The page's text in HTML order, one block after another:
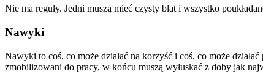
Nie ma reguły. Jedni muszą mieć czysty blat i wszystko
Nawyki
Nawyki to coś, co może działać na korzyść i coś, co może
zmobilizowani do pracy, w końcu muszą wyłuskać z doby jak